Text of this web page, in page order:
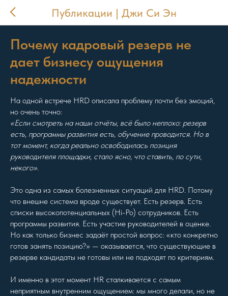
Публикации | Джи Си Эн
Почему кадровый резерв не
дает бизнесу ощущения
надежности
На одной встрече HRD описала проблему почти без эмоций,
но очень точно:
«Если смотреть на наши отчёты, всё было неплохо: резерв
есть, программы развития есть, обучение проводится. Но в
тот момент, когда реально освободилась позиция
руководителя площадки, стало ясно, что ставить, по сути,
некого».
Это одна из самых болезненных ситуаций для HRD. Потому
что внешне система вроде существует. Есть резерв. Есть
списки высокопотенциальных (Hi-Po) сотрудников. Есть
программы развития. Есть участие руководителей в оценке.
Но как только бизнес задаёт простой вопрос: «кто конкретно
готов занять позицию?» — оказывается, что существующие в
резерве кандидаты не готовы или не подходят по критериям.
И именно в этот момент HR сталкивается с самым
неприятным внутренним ощущением: мы много делали, но не